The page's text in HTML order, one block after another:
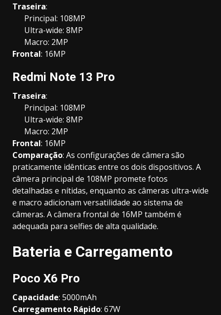
Traseira:
Principal: 108MP
Ultra-wide: 8MP
Macro: 2MP
Frontal: 16MP
Redmi Note 13 Pro
Traseira:
Principal: 108MP
Ultra-wide: 8MP
Macro: 2MP
Frontal: 16MP
Comparação: As configurações de câmera são
praticamente idênticas entre os dois dispositivos. A
câmera principal de 108MP promete fotos
detalhadas e nítidas, enquanto as câmeras ultra-wide
e macro adicionam versatilidade ao sistema de
câmeras. A câmera frontal de 16MP também é
adequada para selfies de alta qualidade.
Bateria e Carregamento
Poco X6 Pro
Capacidade: 5000mAh
Carregamento Rápido: 67W